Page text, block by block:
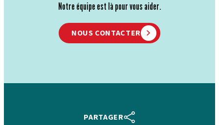
Notre équipe est là pour vous aider.
NOUS CONTACTER
PARTAGER